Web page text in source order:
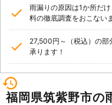
雨漏りの原因は1か所だ
料の徹底調査をおこない
27,500円～（税込）の部
承ります！
福岡県筑紫野市の